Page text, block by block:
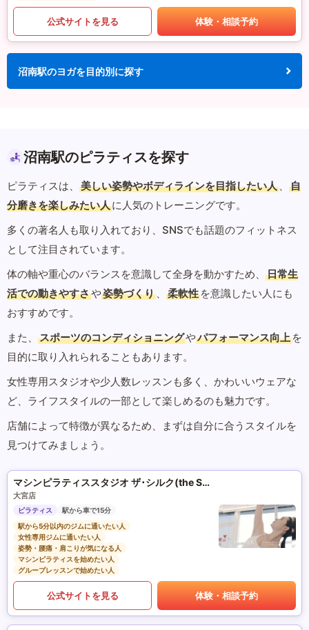
公式サイトを見る 体験・相談予約
沼南駅のヨガを目的別に探す
沼南駅のピラティスを探す
ピラティスは、 美しい姿勢やボディラインを目指したい人 、
自
分磨きを楽しみたい人に人気のトレーニングです。
多くの著名人も取り入れており、SNSでも話題のフィットネス
として注目されています。
体の軸や重心のバランスを意識して全身を動かすため、
日常生
活での動きやすさや姿勢づくり 、 柔軟性 を意識したい人にも
おすすめです。
また、
スポーツのコンディショニングやパフォーマンス向上 を
目的に取り入れられることもあります。
女性専用スタジオや少人数レッスンも多く、かわいいウェアな
ど、ライフスタイルの一部として楽しめるのも魅力です。
店舗によって特徴が異なるため、まずは自分に合うスタイルを
見つけてみましょう。
マシンピラティススタジオ ザ･シルク(the SILK)
大宮店
ピラティス
駅から車で15分
駅から5分以内のジムに通いたい人
女性専用ジムに通いたい人
姿勢・腰痛・肩こりが気になる人
マシンピラティスを始めたい人
グループレッスンで始めたい人
公式サイトを見る 体験・相談予約